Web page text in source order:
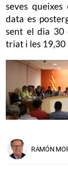
seves
data es
sent el dia 30
triat i les 19,30
RAMÓN